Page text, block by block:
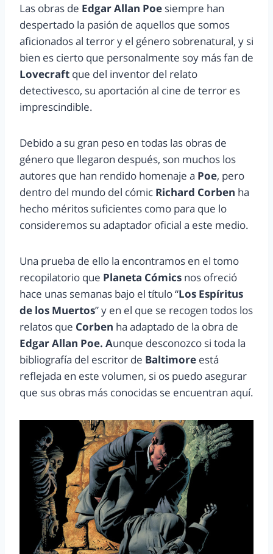
Las obras de Edgar Allan Poe siempre han
despertado la pasión de aquellos que somos
aficionados al terror y el género sobrenatural, y si
bien es cierto que personalmente soy más fan de
Lovecraft que del inventor del relato
detectivesco, su aportación al cine de terror es
imprescindible.
Debido a su gran peso en todas las obras de
género que llegaron después, son muchos los
autores que han rendido homenaje a Poe, pero
dentro del mundo del cómic Richard Corben ha
hecho méritos suficientes como para que lo
consideremos su adaptador oficial a este medio.
Una prueba de ello la encontramos en el tomo
recopilatorio que Planeta Cómics nos ofreció
hace unas semanas bajo el título “Los Espíritus
de los Muertos” y en el que se recogen todos los
relatos que Corben ha adaptado de la obra de
Edgar Allan Poe. Aunque desconozco si toda la
bibliografía del escritor de Baltimore está
reflejada en este volumen, si os puedo asegurar
que sus obras más conocidas se encuentran aquí.